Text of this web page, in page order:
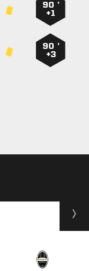
90 ’
+1
90 ’
+3